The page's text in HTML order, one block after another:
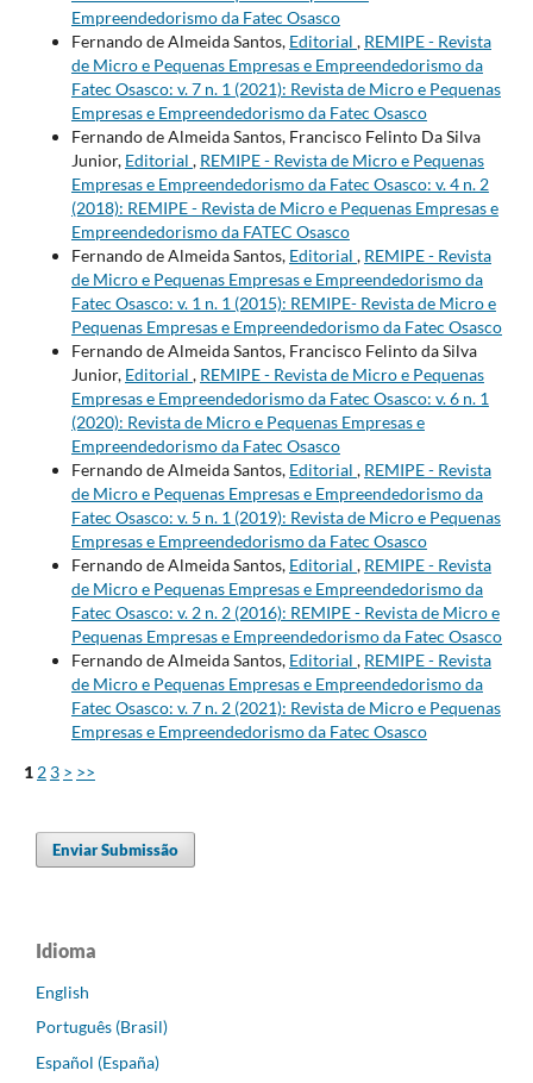
Empreendedorismo da Fatec Osasco
Fernando de Almeida Santos, Editorial , REMIPE - Revista
de Micro e Pequenas Empresas e Empreendedorismo da
Fatec Osasco: v. 7 n. 1 (2021): Revista de Micro e Pequenas
Empresas e Empreendedorismo da Fatec Osasco
Fernando de Almeida Santos, Francisco Felinto Da Silva
Junior, Editorial , REMIPE - Revista de Micro e Pequenas
Empresas e Empreendedorismo da Fatec Osasco: v. 4 n. 2
(2018): REMIPE - Revista de Micro e Pequenas Empresas e
Empreendedorismo da FATEC Osasco
Fernando de Almeida Santos, Editorial , REMIPE - Revista
de Micro e Pequenas Empresas e Empreendedorismo da
Fatec Osasco: v. 1 n. 1 (2015): REMIPE- Revista de Micro e
Pequenas Empresas e Empreendedorismo da Fatec Osasco
Fernando de Almeida Santos, Francisco Felinto da Silva
Junior, Editorial , REMIPE - Revista de Micro e Pequenas
Empresas e Empreendedorismo da Fatec Osasco: v. 6 n. 1
(2020): Revista de Micro e Pequenas Empresas e
Empreendedorismo da Fatec Osasco
Fernando de Almeida Santos, Editorial , REMIPE - Revista
de Micro e Pequenas Empresas e Empreendedorismo da
Fatec Osasco: v. 5 n. 1 (2019): Revista de Micro e Pequenas
Empresas e Empreendedorismo da Fatec Osasco
Fernando de Almeida Santos, Editorial , REMIPE - Revista
de Micro e Pequenas Empresas e Empreendedorismo da
Fatec Osasco: v. 2 n. 2 (2016): REMIPE - Revista de Micro e
Pequenas Empresas e Empreendedorismo da Fatec Osasco
Fernando de Almeida Santos, Editorial , REMIPE - Revista
de Micro e Pequenas Empresas e Empreendedorismo da
Fatec Osasco: v. 7 n. 2 (2021): Revista de Micro e Pequenas
Empresas e Empreendedorismo da Fatec Osasco
1 2 3 > >>
Enviar Submissão
Idioma
English
Português (Brasil)
Español (España)